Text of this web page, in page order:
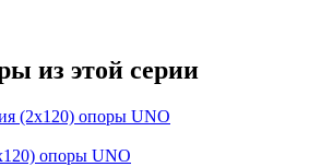
из этой серии
опоры UNO